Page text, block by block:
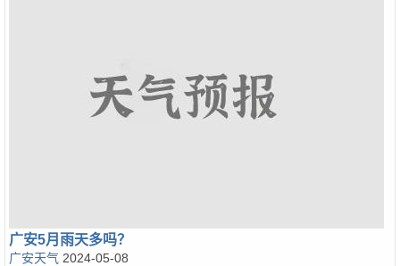
广安5月雨天多吗？
广安天气 2024-05-08